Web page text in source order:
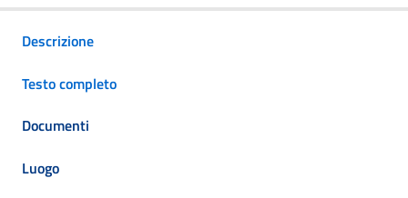
Descrizione
Testo completo
Documenti
Luogo